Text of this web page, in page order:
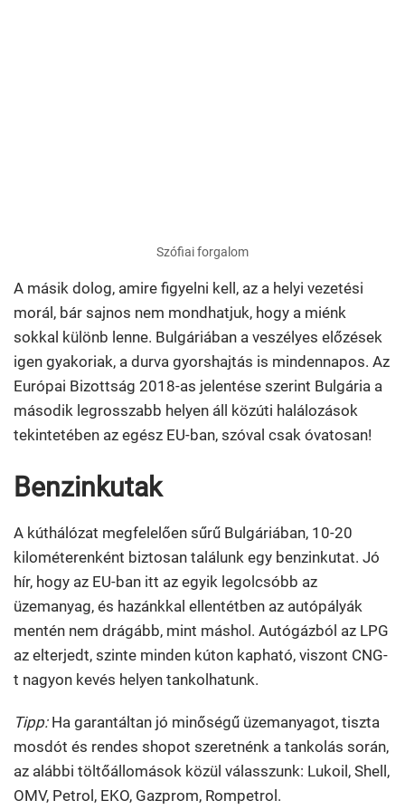
Szófiai forgalom
A másik dolog, amire figyelni kell, az a helyi vezetési
morál, bár sajnos nem mondhatjuk, hogy a miénk
sokkal különb lenne. Bulgáriában a veszélyes előzések
igen gyakoriak, a durva gyorshajtás is mindennapos. Az
Európai Bizottság 2018-as jelentése szerint Bulgária a
második legrosszabb helyen áll közúti halálozások
tekintetében az egész EU-ban, szóval csak óvatosan!
Benzinkutak
A kúthálózat megfelelően sűrű Bulgáriában, 10-20
kilométerenként biztosan találunk egy benzinkutat. Jó
hír, hogy az EU-ban itt az egyik legolcsóbb az
üzemanyag, és hazánkkal ellentétben az autópályák
mentén nem drágább, mint máshol. Autógázból az LPG
az elterjedt, szinte minden kúton kapható, viszont CNG-
t nagyon kevés helyen tankolhatunk.
Tipp:Ha garantáltan jó minőségű üzemanyagot, tiszta
mosdót és rendes shopot szeretnénk a tankolás során,
az alábbi töltőállomások közül válasszunk: Lukoil, Shell,
OMV, Petrol, EKO, Gazprom, Rompetrol.